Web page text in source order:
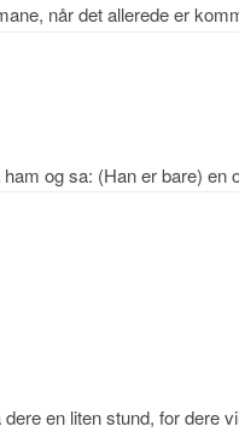
når det allerede er
og sa: (Han er bare) en
en liten stund, for dere